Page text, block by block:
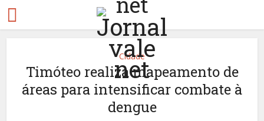
Cidade
Timóteo realiza mapeamento de
áreas para intensificar combate à
dengue